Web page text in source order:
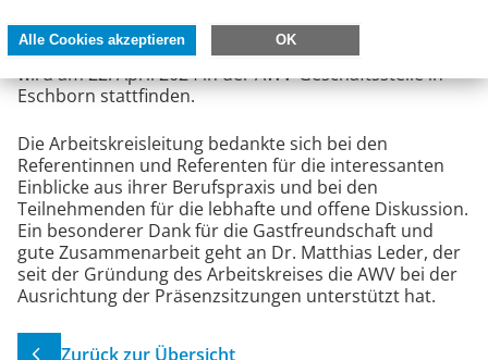
Arbeitskreistreffen, welches gezielt zur Besprechung
und Bearbeitung der Publikation genutzt werden soll,
wird am 22. April 2024 in der AWV-Geschäftsstelle in
Eschborn stattfinden.
Die Arbeitskreisleitung bedankte sich bei den
Referentinnen und Referenten für die interessanten
Einblicke aus ihrer Berufspraxis und bei den
Teilnehmenden für die lebhafte und offene Diskussion.
Ein besonderer Dank für die Gastfreundschaft und
gute Zusammenarbeit geht an Dr. Matthias Leder, der
seit der Gründung des Arbeitskreises die AWV bei der
Ausrichtung der Präsenzsitzungen unterstützt hat.
Zurück zur Übersicht
Alle Cookies akzeptieren OK